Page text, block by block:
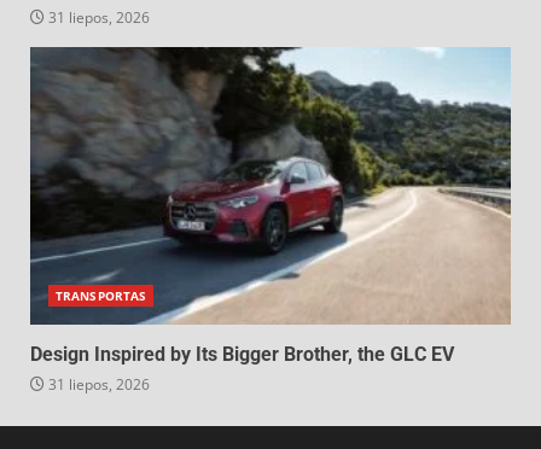
31 liepos, 2026
TRANSPORTAS
Design Inspired by Its Bigger Brother, the GLC EV
31 liepos, 2026